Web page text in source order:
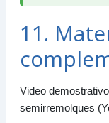
11.
Video
semirremolques